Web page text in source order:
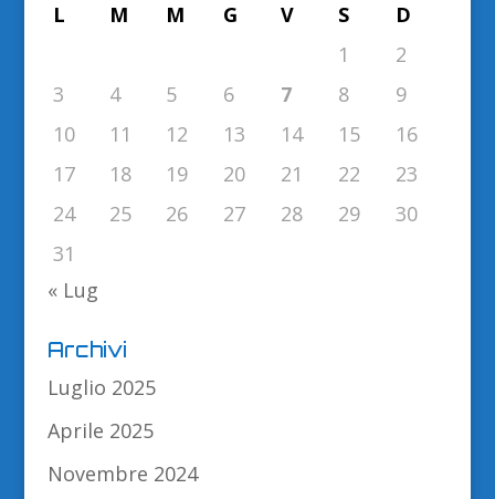
L M M G V S
D
1
2
3
4 5 6 7 8
9
10
11 12 13 14 15
16
17
18 19 20 21 22
23
24
25 26 27 28 29
30
31
« Lug
Archivi
Luglio 2025
Aprile 2025
Novembre 2024